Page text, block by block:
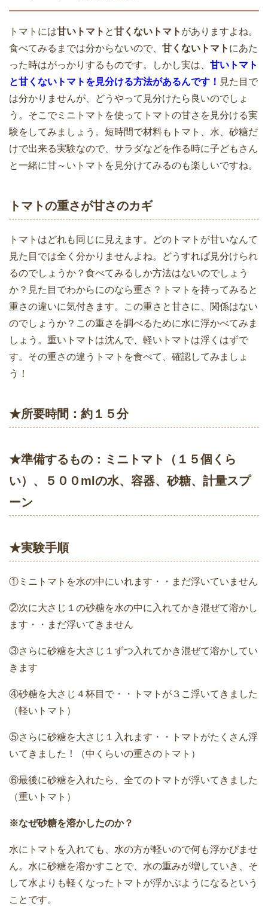
トマトには甘いトマト と甘くないトマト がありますよね。
食べてみるまでは分からないので、 甘くないトマト にあた
った時はがっかりするものです。しかし実は、 甘いトマト
と甘くないトマトを見分ける方法があるんです！ 見た目で
は分かりませんが、どうやって見分けたら良いのでしょ
う。そこでミニトマトを使ってトマトの甘さを見分ける実
験をしてみましょう。短時間で材料もトマト、水、砂糖だ
けで出来る実験なので、サラダなどを作る時に子どもさん
と一緒に甘～いトマトを見分けてみるのも楽しいですね。
トマトの重さが甘さのカギ
トマトはどれも同じに見えます。どのトマトが甘いなんて
見た目では全く分かりませんよね。どうすれば見分けられ
るのでしょうか？食べてみるしか方法はないのでしょう
か？見た目でわからにのなら重さ？トマトを持ってみると
重さの違いに気付きます。この重さと甘さに、関係はない
のでしょうか？この重さを調べるために水に浮かべてみま
しょう。重いトマトは沈んで、軽いトマトは浮くはずで
す。その重さの違うトマトを食べて、確認してみましょ
う！
★所要時間：約１５分
★準備するもの：ミニトマト（１５個くら
い）、５００mlの水、容器、砂糖、計量スプ
ーン
★実験手順
①ミニトマトを水の中にいれます・・まだ浮いていません
②次に大さじ１の砂糖を水の中に入れてかき混ぜて溶かし
ます・・まだ浮いてきません
③さらに砂糖を大さじ１ずつ入れてかき混ぜて溶かしてい
きます
④砂糖を大さじ４杯目で・・トマトが３こ浮いてきました
（軽いトマト）
⑤さらに砂糖を大さじ１入れます・・トマトがたくさん浮
いてきました！（中くらいの重さのトマト）
⑥最後に砂糖を入れたら、全てのトマトが浮いてきました
（重いトマト）
※なぜ砂糖を溶かしたのか？
水にトマトを入れても、水の方が軽いので何も浮かびませ
ん。水に砂糖を溶かすことで、水の重みが増していき、そ
して水よりも軽くなったトマトが浮かぶようになるという
ことです。